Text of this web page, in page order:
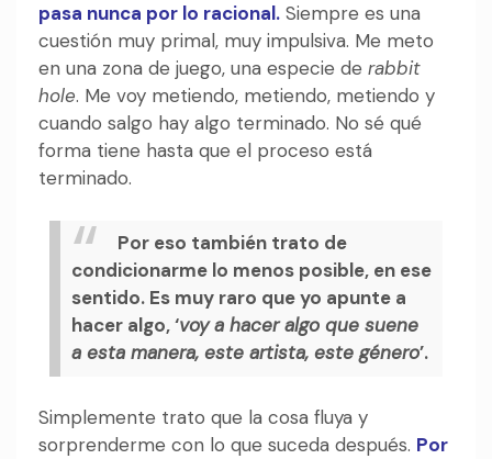
pasa nunca por lo racional. Siempre es una
cuestión muy primal, muy impulsiva. Me meto
en una zona de juego, una especie de rabbit
hole. Me voy metiendo, metiendo, metiendo y
cuando salgo hay algo terminado. No sé qué
forma tiene hasta que el proceso está
terminado.
Por eso también trato de
condicionarme lo menos posible, en ese
sentido. Es muy raro que yo apunte a
hacer algo, ‘voy a hacer algo que suene
a esta manera, este artista, este género’.
Simplemente trato que la cosa fluya y
sorprenderme con lo que suceda después. Por